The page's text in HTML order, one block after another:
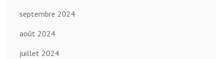
septembre 2024
août 2024
juillet 2024